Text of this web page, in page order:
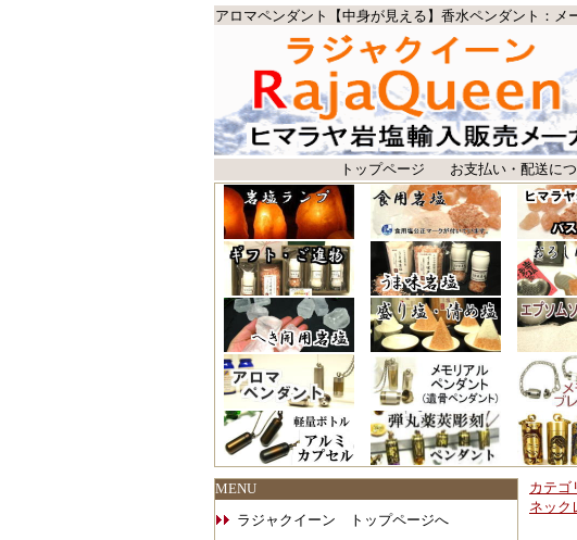
アロマペンダント【中身が見える】香水ペンダント：メ
トップページ お支払い・配送に
MENU
ラジャクイーン トップページへ
カテゴ
ネック